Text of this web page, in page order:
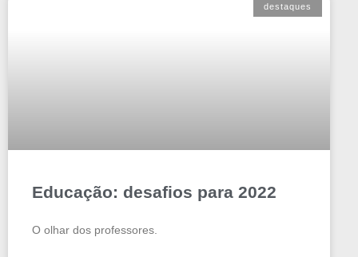
destaques
Educação: desafios para 2022
O olhar dos professores.